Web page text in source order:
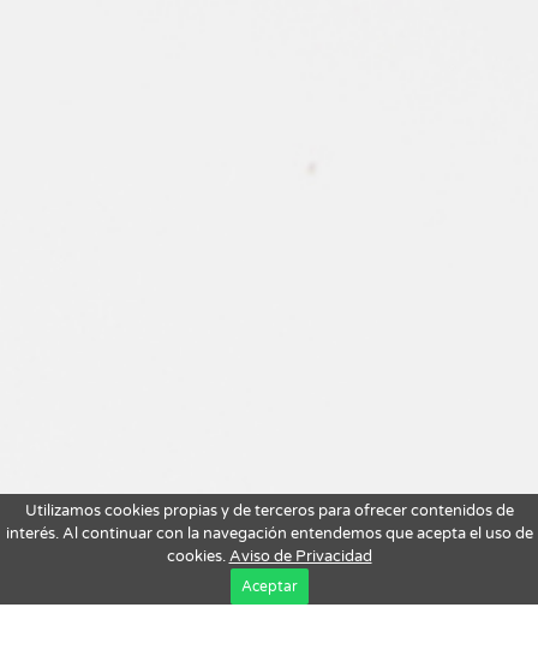
Utilizamos cookies propias y de terceros para ofrecer contenidos de
interés. Al continuar con la navegación entendemos que acepta el uso de
cookies.Aviso de Privacidad
Aceptar